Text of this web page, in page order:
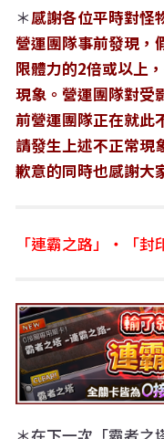
＊感謝各位平時對怪
營運團隊事前發現，
限體力的2倍或以上
現象。營運團隊對受
前營運團隊正在就此
請發生上述不正常現
歉意的同時也感謝大
「連霸之路」・「